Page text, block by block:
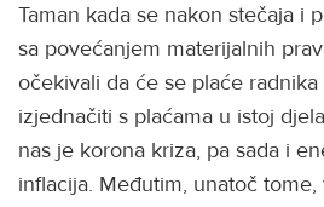
Taman kada se nakon stečaja i
sa povećanjem materijalnih
očekivali da će se plaće
izjednačiti s plaćama u istoj
nas je korona kriza, pa sada i
inflacija. Međutim, unatoč